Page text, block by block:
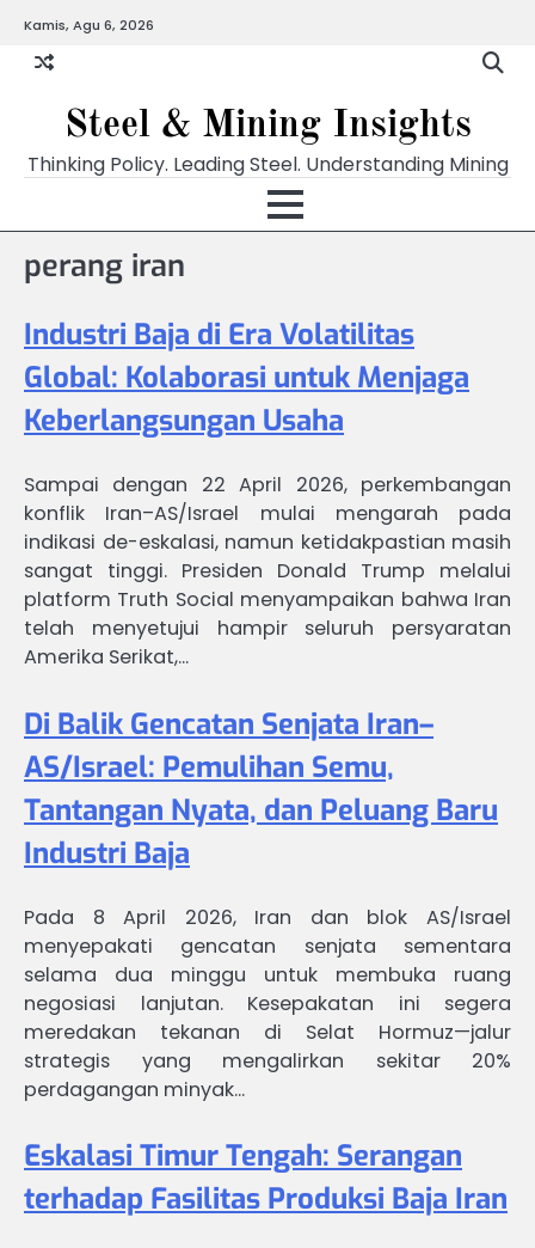
content
Kamis, Agu 6, 2026
Steel & Mining Insights
Thinking Policy. Leading Steel. Understanding Mining
perang iran
Industri Baja di Era Volatilitas
Global: Kolaborasi untuk Menjaga
Keberlangsungan Usaha
Sampai dengan 22 April 2026, perkembangan
konflik Iran–AS/Israel mulai mengarah pada
indikasi de-eskalasi, namun ketidakpastian masih
sangat tinggi. Presiden Donald Trump melalui
platform Truth Social menyampaikan bahwa Iran
telah menyetujui hampir seluruh persyaratan
Amerika Serikat,…
Di Balik Gencatan Senjata Iran–
AS/Israel: Pemulihan Semu,
Tantangan Nyata, dan Peluang Baru
Industri Baja
Pada 8 April 2026, Iran dan blok AS/Israel
menyepakati gencatan senjata sementara
selama dua minggu untuk membuka ruang
negosiasi lanjutan. Kesepakatan ini segera
meredakan tekanan di Selat Hormuz—jalur
strategis yang mengalirkan sekitar 20%
perdagangan minyak…
Eskalasi Timur Tengah: Serangan
terhadap Fasilitas Produksi Baja Iran